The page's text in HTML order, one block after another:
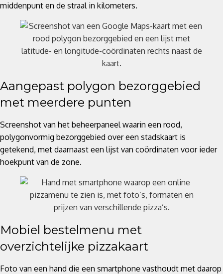
middenpunt en de straal in kilometers.
Aangepast polygon bezorggebied
met meerdere punten
Screenshot van het beheerpaneel waarin een rood,
polygonvormig bezorggebied over een stadskaart is
getekend, met daarnaast een lijst van coördinaten voor ieder
hoekpunt van de zone.
Mobiel bestelmenu met
overzichtelijke pizzakaart
Foto van een hand die een smartphone vasthoudt met daarop